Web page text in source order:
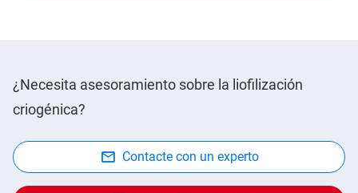
¿Necesita asesoramiento sobre la liofilización
criogénica?
Contacte con un experto